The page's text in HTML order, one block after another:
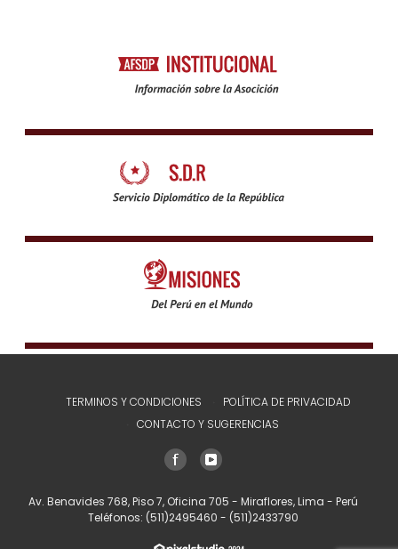
TERMINOS Y CONDICIONES
POLÍTICA DE PRIVACIDAD
CONTACTO Y SUGERENCIAS
Av. Benavides 768, Piso 7, Oficina 705 - Miraflores, Lima - Perú
Teléfonos: (511)2495460 - (511)2433790